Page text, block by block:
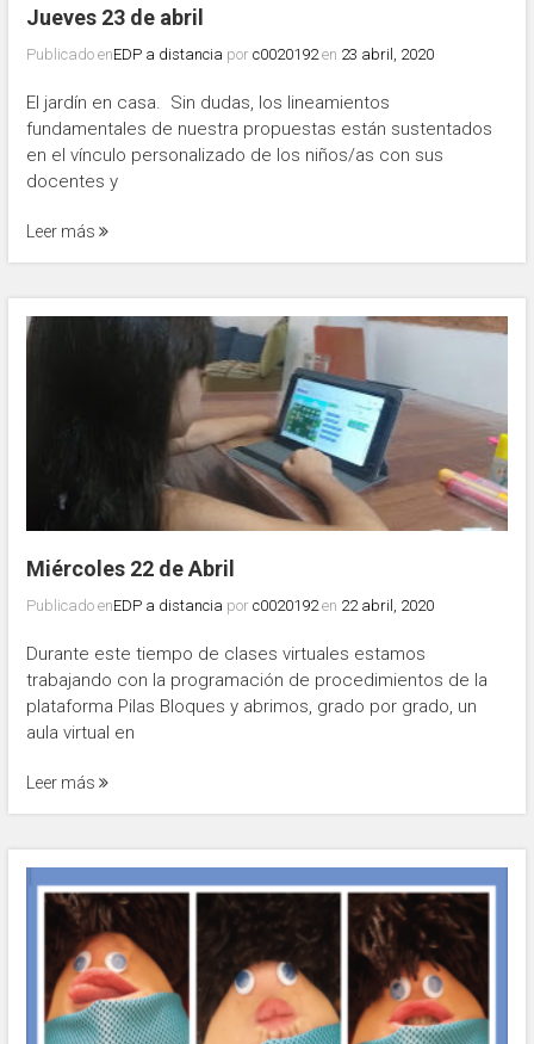
Jueves 23 de abril
Publicado enEDP a distancia por c0020192 en 23 abril, 2020
El jardín en casa. Sin dudas, los lineamientos
fundamentales de nuestra propuestas están sustentados
en el vínculo personalizado de los niños/as con sus
docentes y
Leer más
Miércoles 22 de Abril
Publicado enEDP a distancia por c0020192 en 22 abril, 2020
Durante este tiempo de clases virtuales estamos
trabajando con la programación de procedimientos de la
plataforma Pilas Bloques y abrimos, grado por grado, un
aula virtual en
Leer más